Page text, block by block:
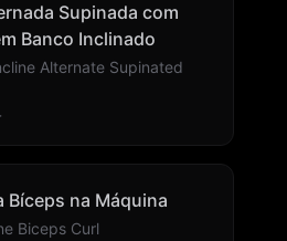
Supinada com
Banco Inclinado
Alternate Supinated
Bíceps na Máquina
Biceps Curl